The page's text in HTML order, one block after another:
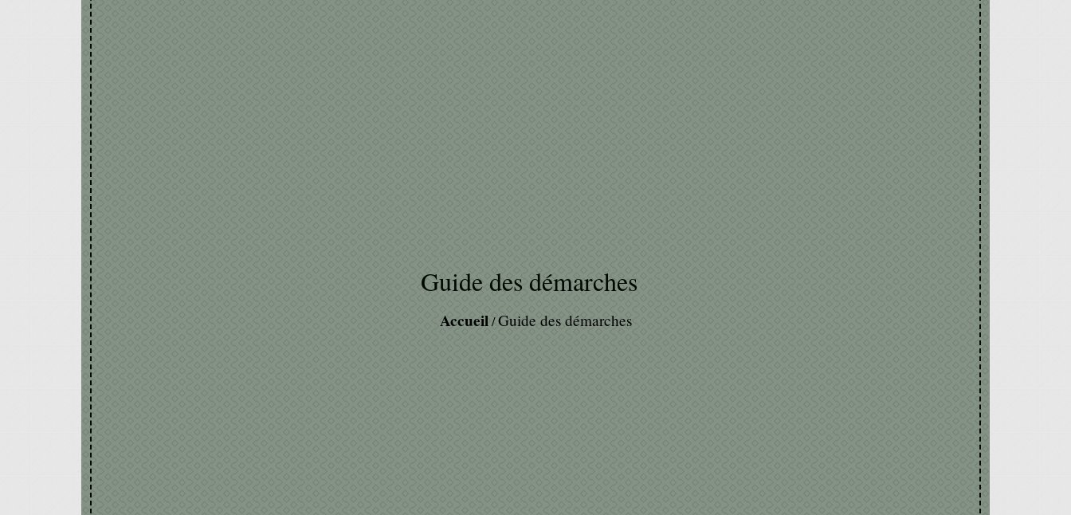
Guide des démarches
Accueil /Guide des démarches